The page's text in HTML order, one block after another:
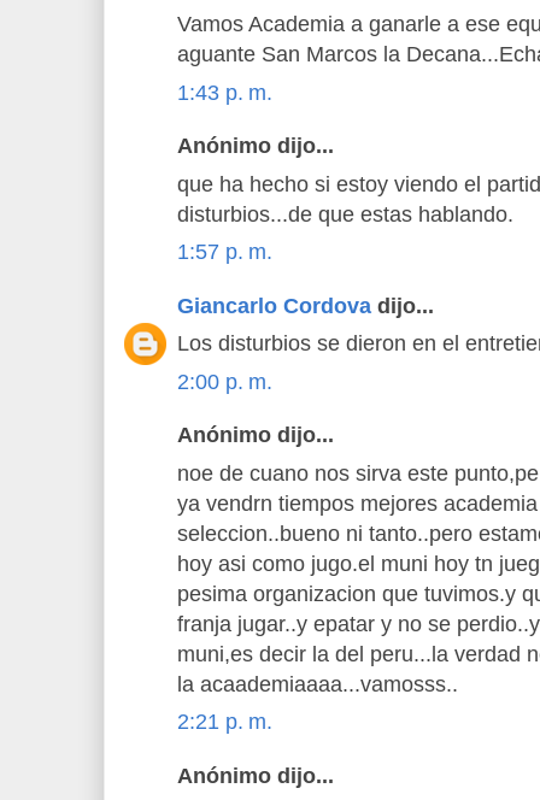
Vamos Academia a ganarle a ese
aguante San Marcos la
1:43 p. m.
Anónimo dijo...
que ha hecho si estoy viendo el
disturbios...de que estas hablando.
1:57 p. m.
Giancarlo Cordova dijo...
Los disturbios se dieron en el
2:00 p. m.
Anónimo dijo...
noe de cuano nos sirva este
ya vendrn tiempos mejores
seleccion..bueno ni tanto..pero
hoy asi como jugo.el muni hoy tn
pesima organizacion que tuvimos.y
franja jugar..y epatar y no se
muni,es decir la del peru...la verdad
la acaademiaaaa...vamosss..
2:21 p. m.
Anónimo dijo...